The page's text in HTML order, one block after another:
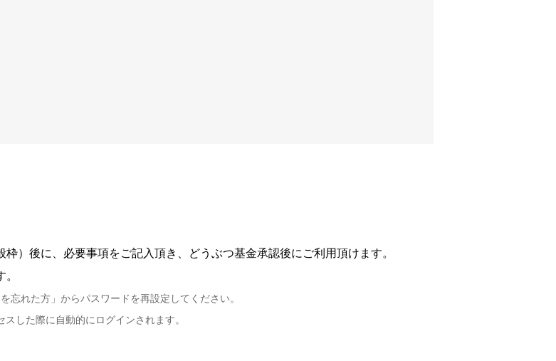
）後に、必要事項をご記入頂き、どうぶつ基金承認後にご利用頂けます。
れた方」からパスワードを再設定してください。
した際に自動的にログインされます。